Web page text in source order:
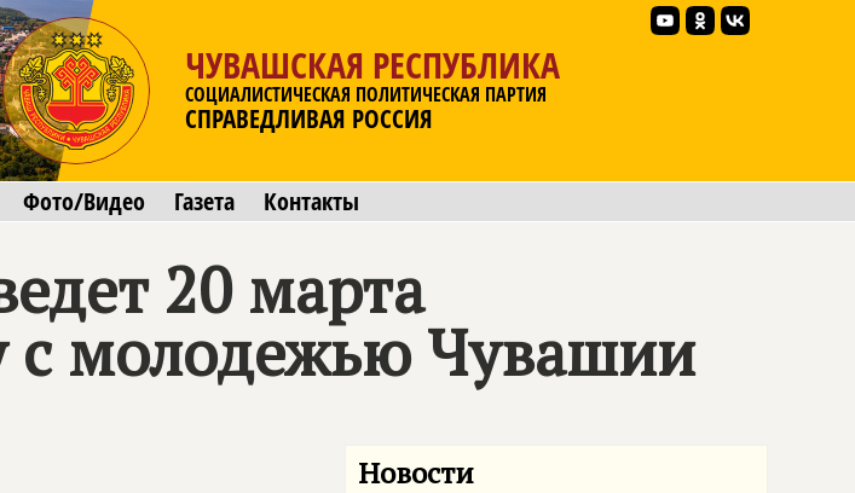
ЧУВАШСКАЯ РЕСПУБЛИКА
СОЦИАЛИСТИЧЕСКАЯ ПОЛИТИЧЕСКАЯ ПАРТИЯ
СПРАВЕДЛИВАЯ РОССИЯ
Фото/Видео Газета Контакты
20 марта
с молодежью Чувашии
Новости